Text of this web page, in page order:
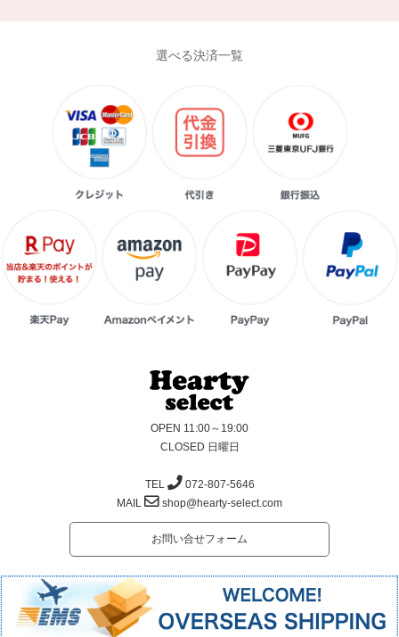
選べる決済一覧
OPEN 11:00～19:00
CLOSED 日曜日
TEL
072-807-5646
MAIL
shop@hearty-select.com
お問い合せフォーム